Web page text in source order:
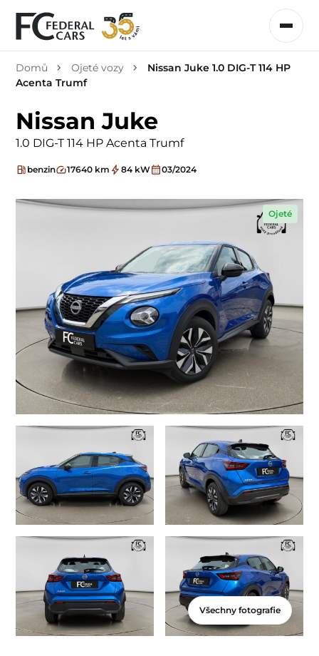
Domů Ojeté vozy
Nissan Juke 1.0 DIG-T 114 HP
Acenta Trumf
Nissan Juke
1.0 DIG-T 114 HP Acenta Trumf
benzin 17640 km 84 kW 03/2024
Ojeté
Všechny fotografie